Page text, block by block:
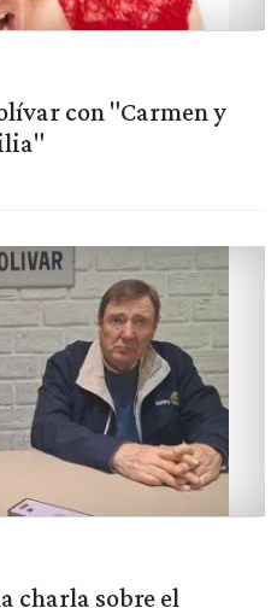
con "Carmen y
charla sobre el